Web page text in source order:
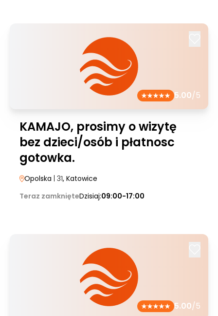
5.00/5
KAMAJO, prosimy o wizytę
bez dzieci/osób i płatnosc
gotowka.
Opolska | 31, Katowice
Teraz zamknięteDzisiaj:09:00-17:00
5.00/5